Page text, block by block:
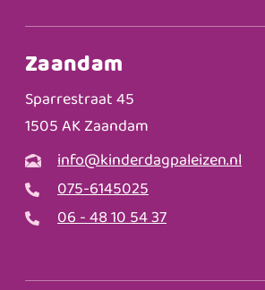
Zaandam
Sparrestraat 45
1505 AK Zaandam
info@kinderdagpaleizen.nl
075-6145025
06 - 48 10 54 37